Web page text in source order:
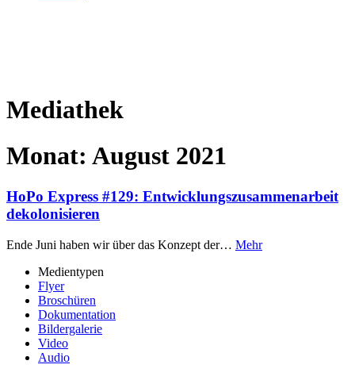
Mediathek
Monat: August 2021
HoPo Express #129: Entwicklungszusammenarbeit
dekolonisieren
Ende Juni haben wir über das Konzept der… Mehr
Medientypen
Flyer
Broschüren
Dokumentation
Bildergalerie
Video
Audio